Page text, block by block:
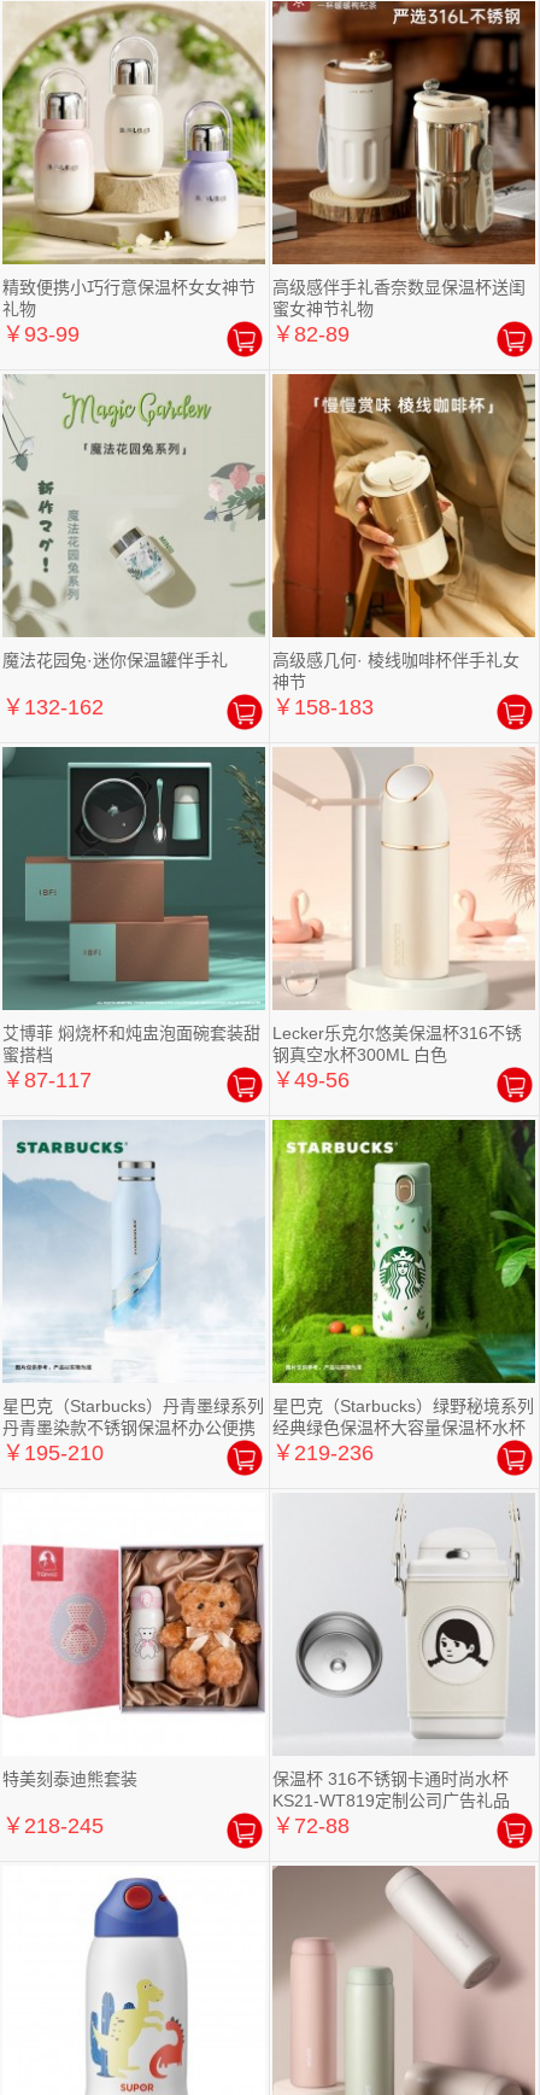
精致便携小巧行意保温杯女女神节
礼物
￥93-99
高级感伴手礼香奈数显保温杯送闺
蜜女神节礼物
￥82-89
魔法花园兔·迷你保温罐伴手礼
￥132-162
高级感几何· 棱线咖啡杯伴手礼女
神节
￥158-183
艾博菲 焖烧杯和炖盅泡面碗套装甜
蜜搭档
￥87-117
Lecker乐克尔悠美保温杯316不锈
钢真空水杯300ML 白色
￥49-56
星巴克（Starbucks）丹青墨绿系列
丹青墨染款不锈钢保温杯办公便携
￥195-210
星巴克（Starbucks）绿野秘境系列
经典绿色保温杯大容量保温杯水杯
￥219-236
特美刻泰迪熊套装
￥218-245
保温杯 316不锈钢卡通时尚水杯
KS21-WT819定制公司广告礼品
￥72-88